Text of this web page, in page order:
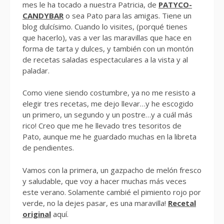
mes le ha tocado a nuestra Patricia, de PATYCO-
CANDYBAR o sea Pato para las amigas. Tiene un
blog dulcísimo. Cuando lo visites, (porqué tienes
que hacerlo), vas a ver las maravillas que hace en
forma de tarta y dulces, y también con un montón
de recetas saladas espectaculares a la vista y al
paladar.
Como viene siendo costumbre, ya no me resisto a
elegir tres recetas, me dejo llevar…y he escogido
un primero, un segundo y un postre…y a cuál más
rico! Creo que me he llevado tres tesoritos de
Pato, aunque me he guardado muchas en la libreta
de pendientes.
Vamos con la primera, un gazpacho de melón fresco
y saludable, que voy a hacer muchas más veces
este verano. Solamente cambié el pimiento rojo por
verde, no la dejes pasar, es una maravilla! Recetal
original aquí.